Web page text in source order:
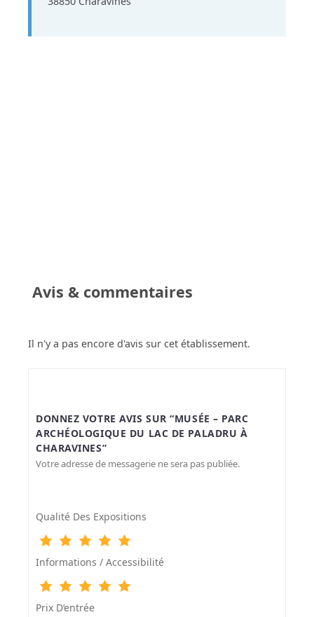
Avis & commentaires
Il n'y a pas encore d'avis sur cet établissement.
DONNEZ VOTRE AVIS SUR “MUSÉE – PARC
ARCHÉOLOGIQUE DU LAC DE PALADRU À
CHARAVINES”
Votre adresse de messagerie ne sera pas publiée.
Qualité Des Expositions
Informations / Accessibilité
Prix D‘entrée